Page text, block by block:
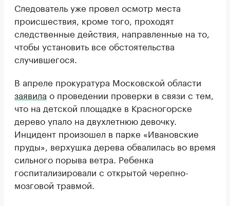
Следователь уже провел осмотр места
происшествия, кроме того, проходят
следственные действия, направленные на то,
чтобы установить все обстоятельства
случившегося.
В апреле прокуратура Московской области
заявила о проведении проверки в связи с тем,
что на детской площадке в Красногорске
дерево упало на двухлетнюю девочку.
Инцидент произошел в парке «Ивановские
пруды», верхушка дерева обвалилась во время
сильного порыва ветра. Ребенка
госпитализировали с открытой черепно-
мозговой травмой.